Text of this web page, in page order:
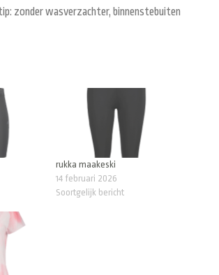
zonder wasverzachter, binnenstebuiten
rukka maakeski
14 februari 2026
Soortgelijk bericht